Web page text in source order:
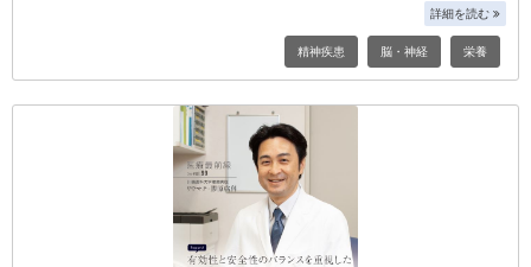
詳細を読む
精神疾患 脳・神経 栄養